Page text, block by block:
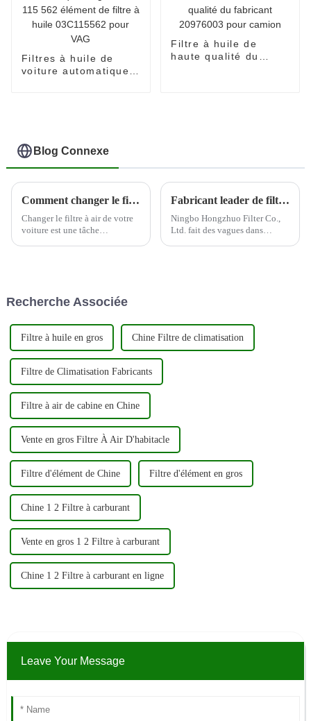
Filtres à huile de
voiture automatique
Filtre à huile de
haute qualité du
Blog Connexe
Comment changer le filtre à air de votre voiture
Changer le filtre à air de votre
voiture est une tâche
changer votre c...
Fabricant leader de filtres automobiles--Ningbo Hongzhuo
Ningbo Hongzhuo Filter Co.,
Ltd. fait des vagues dans
Recherche Associée
Filtre à huile en gros Chine Filtre de climatisation
Filtre de Climatisation Fabricants
Filtre à air de cabine en Chine
Vente en gros Filtre À Air D'habitacle
Filtre d'élément de Chine Filtre d'élément en gros
Chine 1 2 Filtre à carburant
Vente en gros 1 2 Filtre à carburant
Chine 1 2 Filtre à carburant en ligne
Leave Your Message